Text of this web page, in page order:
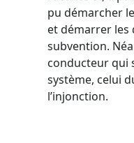
pu démarcher
et démarrer les
subvention.
conducteur qui
système, celui
l’injonction.